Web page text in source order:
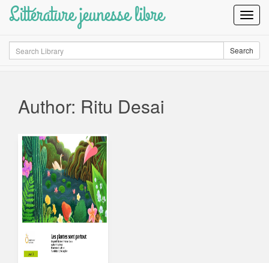
Littérature jeunesse libre
Search Search
Author: Ritu Desai